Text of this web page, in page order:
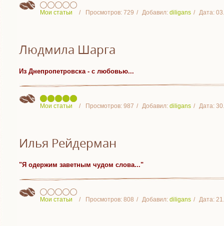
Мои статьи Просмотров: 729 Добавил: diligans Дата:
Людмила Шарга
Из Днепропетровска - с любовью...
Мои статьи Просмотров: 987 Добавил: diligans Дата:
Илья Рейдерман
"Я одержим заветным чудом слова..."
Мои статьи Просмотров: 808 Добавил: diligans Дата: